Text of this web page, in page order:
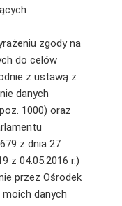
zgody na
do celów
z ustawą z
danych
1000) oraz
z dnia 27
z 04.05.2016 r.)
przez Ośrodek
moich danych